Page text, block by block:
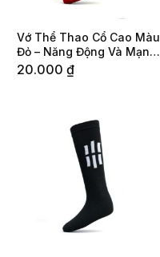
Vớ Thể Thao Cổ Cao Màu
Đỏ – Năng Động Và Mạnh
Mẽ
20.000 ₫